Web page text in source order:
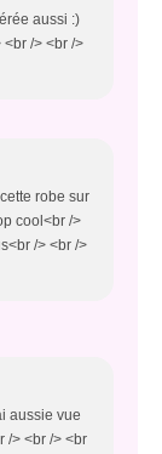
aussi :)
<br /> <br />
robe sur
cool<br />
/> <br />
aussie vue
/> <br /> <br